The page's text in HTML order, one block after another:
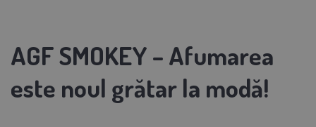
AGF SMOKEY – Afumarea
este noul grătar la modă!